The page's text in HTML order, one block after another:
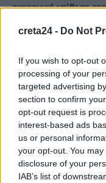
creta24 - Do Not
If you wish to opt-out
processing of your
targeted advertising
section to confirm
opt-out request is
interest-based ads
us or personal
your opt-out. You
disclosure of your
IAB’s list of
ουκρανική επίθεση
Στον Εισαγγελέα
προσγειώθηκε στο
10 Αυγούστου, 2026
Ηράκλειο: Τι είναι
μικρά φωτοβολταϊκά
10 Αυγούστου, 2026